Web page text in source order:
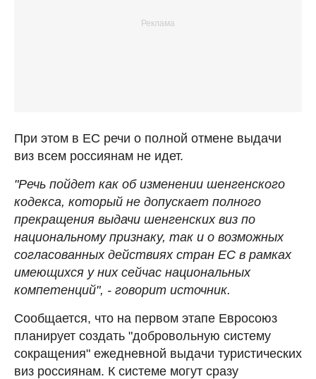
При этом в ЕС речи о полной отмене выдачи
виз всем россиянам не идет.
"Речь пойдет как об изменении шенгенского
кодекса, который не допускает полного
прекращения выдачи шенгенских виз по
национальному признаку, так и о возможных
согласованных действиях стран ЕС в рамках
имеющихся у них сейчас национальных
компетенций", - говорит источник.
Сообщается, что на первом этапе Евросоюз
планирует создать "добровольную систему
сокращения" ежедневной выдачи туристических
виз россиянам. К системе могут сразу